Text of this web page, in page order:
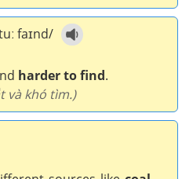
faɪnd/
harder to find.
và khó tìm.)